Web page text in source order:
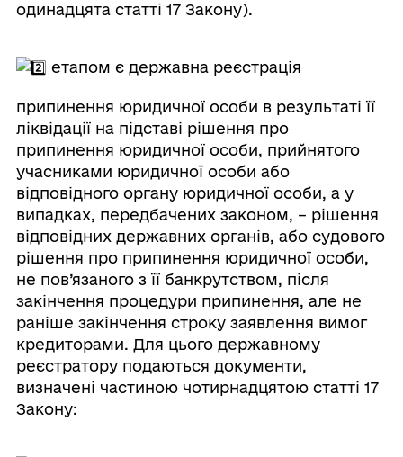
одинадцята статті 17 Закону).
етапом є державна реєстрація
припинення юридичної особи в результаті її
ліквідації на підставі рішення про
припинення юридичної особи, прийнятого
учасниками юридичної особи або
відповідного органу юридичної особи, а у
випадках, передбачених законом, – рішення
відповідних державних органів, або судового
рішення про припинення юридичної особи,
не пов’язаного з її банкрутством, після
закінчення процедури припинення, але не
раніше закінчення строку заявлення вимог
кредиторами. Для цього державному
реєстратору подаються документи,
визначені частиною чотирнадцятою статті 17
Закону: